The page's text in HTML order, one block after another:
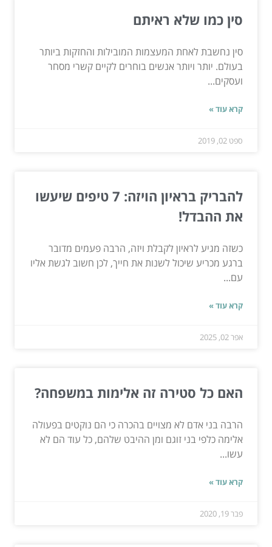
סין כמו שלא ראיתם
סין נחשבת לאחת המעצמות המובילות והחזקות ביותר
בעולם. יותר ויותר אנשים בוחרים לקיים קשרי מסחר
ועסקים...
קרא עוד »
ספט 02, 2019
להבריק בראיון הויזה: 7 טיפים שיעשו
את ההבדל!
כשזה מגיע לראיון לקבלת ויזה, הרבה פעמים מדובר
ברגע מכריע שיכול לשנות את חייך, לכן חשוב לגשת אליו
עם...
קרא עוד »
אפר 02, 2025
האם כל סטירה זה אלימות במשפחה?
הרבה בני אדם לא מצויים בהכרה כי הם נוקטים בפעולה
אלימה כלפי בני זוגם ומן ההיבט שלהם, כל עוד הם לא
עשו...
קרא עוד »
פבר 19, 2020